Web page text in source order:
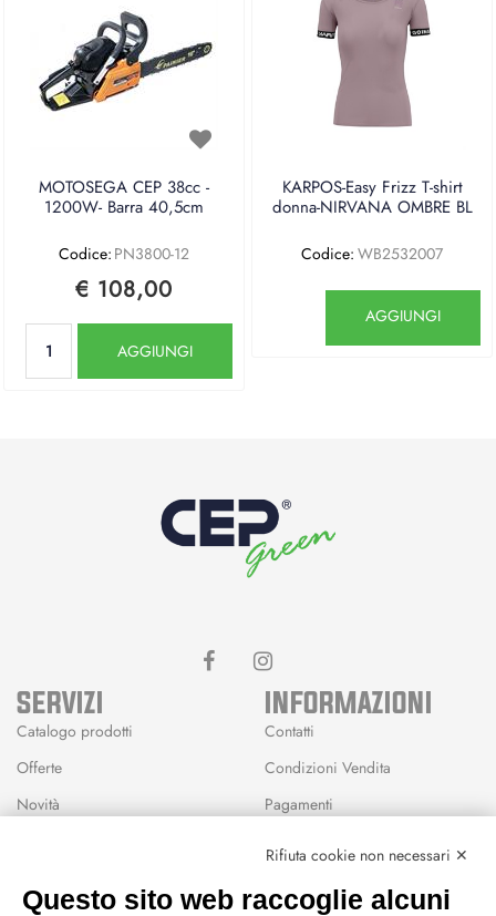
MOTOSEGA CEP 38cc -
1200W- Barra 40,5cm
Codice: PN3800-12
€ 108,00
AGGIUNGI
KARPOS-Easy Frizz T-shirt
donna-NIRVANA OMBRE BL
Codice: WB2532007
AGGIUNGI
SERVIZI
Catalogo prodotti
Offerte
Novità
INFORMAZIONI
Contatti
Condizioni Vendita
Pagamenti
Rifiuta cookie non necessari ✕
Questo sito web raccoglie alcuni